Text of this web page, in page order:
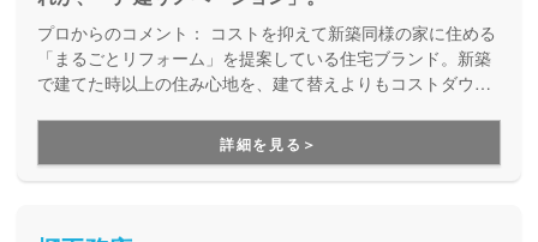
プロからのコメント： コストを抑えて新築同様の家に住める
「まるごとリフォーム」を提案している住宅ブランド。新築
で建てた時以上の住み心地を、建て替えよりもコストダウン
関係にも強く、物件探しや資金計画の段階から手厚くサポー
トしてくれます。
詳細を見る＞